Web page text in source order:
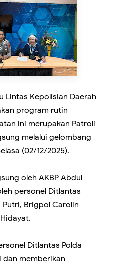
Lintas Kepolisian Daerah
program rutin
ini merupakan Patroli
melalui gelombang
(02/12/2025).
oleh AKBP Abdul
personel Ditlantas
Brigpol Carolin
Ditlantas Polda
dan memberikan